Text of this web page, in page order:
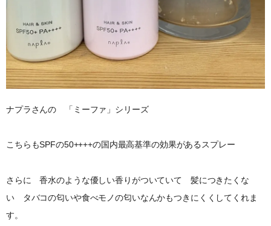
ナプラさんの 「ミーファ」シリーズ
こちらもSPFの50++++の国内最高基準の効果があるスプレー
さらに 香水のような優しい香りがついていて 髪につきたくな
い タバコの匂いや食べモノの匂いなんかもつきにくくしてくれま
す。